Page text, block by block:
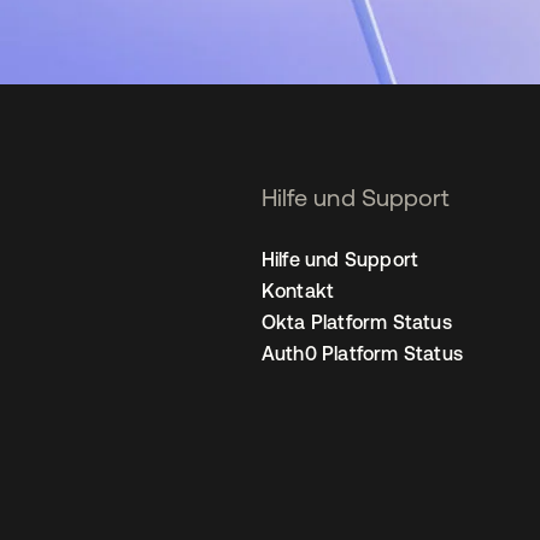
Hilfe und Support
Hilfe und Support
Kontakt
Okta Platform Status
Auth0 Platform Status